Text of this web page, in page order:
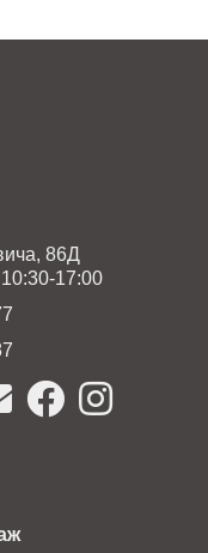
86Д
17:00